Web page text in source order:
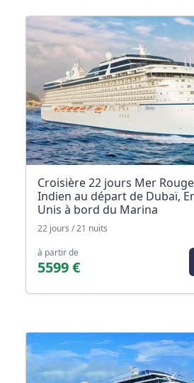
Croisière 22 jours Mer
Indien au départ de Dubaï,
Unis à bord du Marina
22 jours / 21 nuits
à partir de
5599 €